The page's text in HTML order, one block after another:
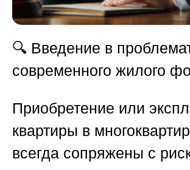
🔍 Введение в
современного жилого
Приобретение или
квартиры в
всегда сопряжены с